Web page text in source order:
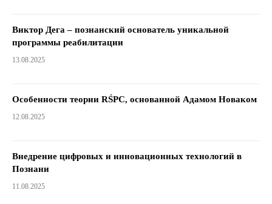
Виктор Дега – познанский основатель уникальной
программы реабилитации
13.08.2025
Особенности теории RŚPC, основанной Адамом Новаком
12.08.2025
Внедрение цифровых и инновационных технологий в
Познани
11.08.2025